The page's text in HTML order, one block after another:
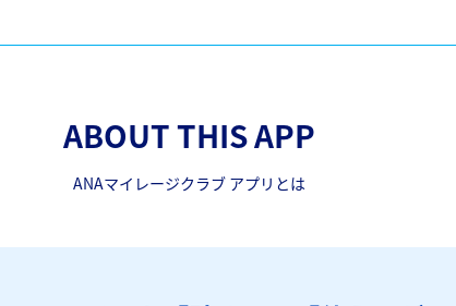
ABOUT THIS APP
ANAマイレージクラブ アプリとは